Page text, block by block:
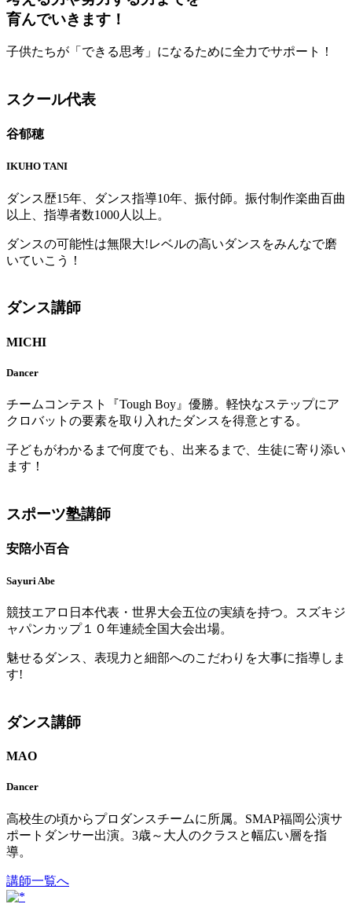
育んでいきます！
子供たちが「できる思考」になるために全力でサポート！
スクール代表
谷郁穂
IKUHO TANI
ダンス歴15年、ダンス指導10年、振付師。振付制作楽曲百曲
以上、指導者数1000人以上。
ダンスの可能性は無限大!レベルの高いダンスをみんなで磨
いていこう！
ダンス講師
MICHI
Dancer
チームコンテスト『Tough Boy』優勝。軽快なステップにア
クロバットの要素を取り入れたダンスを得意とする。
子どもがわかるまで何度でも、出来るまで、生徒に寄り添い
ます！
スポーツ塾講師
安陪小百合
Sayuri Abe
競技エアロ日本代表・世界大会五位の実績を持つ。スズキジ
ャパンカップ１０年連続全国大会出場。
魅せるダンス、表現力と細部へのこだわりを大事に指導しま
す!
ダンス講師
MAO
Dancer
高校生の頃からプロダンスチームに所属。SMAP福岡公演サ
ポートダンサー出演。3歳～大人のクラスと幅広い層を指
導。
講師一覧へ